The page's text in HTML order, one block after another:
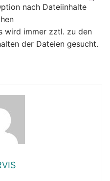
nach Dateiinhalte
wird immer zztl. zu den
der Dateien gesucht.